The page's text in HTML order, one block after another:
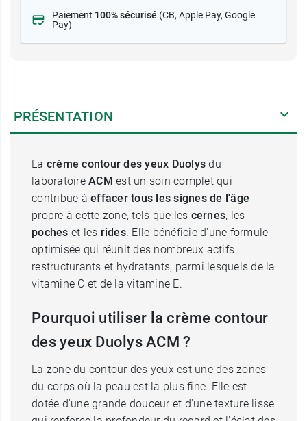
Paiement 100% sécurisé (CB, Apple Pay, Google
Pay)
PRÉSENTATION
La crème contour des yeux Duolys du
laboratoire ACM est un soin complet qui
contribue à effacer tous les signes de l'âge
propre à cette zone, tels que les cernes, les
poches et les rides. Elle bénéficie d'une formule
optimisée qui réunit des nombreux actifs
restructurants et hydratants, parmi lesquels de la
vitamine C et de la vitamine E.
Pourquoi utiliser la crème contour
des yeux Duolys ACM ?
La zone du contour des yeux est une des zones
du corps où la peau est la plus fine. Elle est
dotée d'une grande douceur et d'une texture lisse